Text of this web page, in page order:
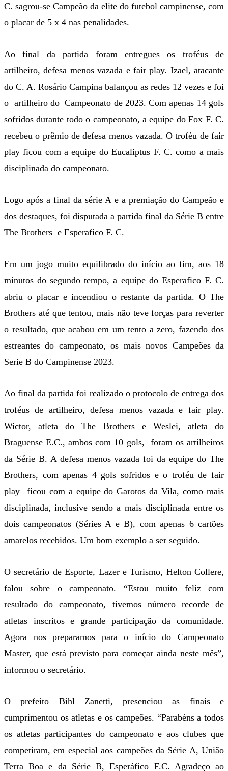
C. sagrou-se Campeão da elite do futebol campinense, com
o placar de 5 x 4 nas penalidades.
Ao final da partida foram entregues os troféus de
artilheiro, defesa menos vazada e fair play. Izael, atacante
do C. A. Rosário Campina balançou as redes 12 vezes e foi
o artilheiro do Campeonato de 2023. Com apenas 14 gols
sofridos durante todo o campeonato, a equipe do Fox F. C.
recebeu o prêmio de defesa menos vazada. O troféu de fair
play ficou com a equipe do Eucaliptus F. C. como a mais
disciplinada do campeonato.
Logo após a final da série A e a premiação do Campeão e
dos destaques, foi disputada a partida final da Série B entre
The Brothers e Esperafico F. C.
Em um jogo muito equilibrado do início ao fim, aos 18
minutos do segundo tempo, a equipe do Esperafico F. C.
abriu o placar e incendiou o restante da partida. O The
Brothers até que tentou, mais não teve forças para reverter
o resultado, que acabou em um tento a zero, fazendo dos
estreantes do campeonato, os mais novos Campeões da
Serie B do Campinense 2023.
Ao final da partida foi realizado o protocolo de entrega dos
troféus de artilheiro, defesa menos vazada e fair play.
Wictor, atleta do The Brothers e Weslei, atleta do
Braguense E.C., ambos com 10 gols, foram os artilheiros
da Série B. A defesa menos vazada foi da equipe do The
Brothers, com apenas 4 gols sofridos e o troféu de fair
play ficou com a equipe do Garotos da Vila, como mais
disciplinada, inclusive sendo a mais disciplinada entre os
dois campeonatos (Séries A e B), com apenas 6 cartões
amarelos recebidos. Um bom exemplo a ser seguido.
O secretário de Esporte, Lazer e Turismo, Helton Collere,
falou sobre o campeonato. “Estou muito feliz com
resultado do campeonato, tivemos número recorde de
atletas inscritos e grande participação da comunidade.
Agora nos preparamos para o início do Campeonato
Master, que está previsto para começar ainda neste mês”,
informou o secretário.
O prefeito Bihl Zanetti, presenciou as finais e
cumprimentou os atletas e os campeões. “Parabéns a todos
os atletas participantes do campeonato e aos clubes que
competiram, em especial aos campeões da Série A, União
Terra Boa e da Série B, Esperáfico F.C. Agradeço ao